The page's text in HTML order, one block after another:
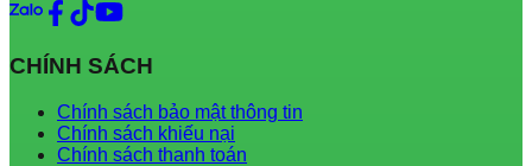
CHÍNH SÁCH
Chính sách bảo mật thông tin
Chính sách khiếu nại
Chính sách thanh toán